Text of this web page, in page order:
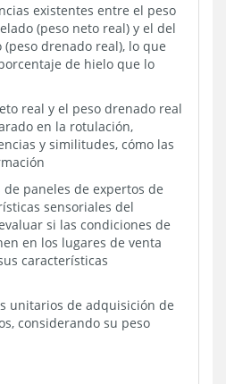
existentes entre el peso
(peso neto real) y el del
drenado real), lo que
de hielo que lo
real y el peso drenado real
en la rotulación,
y similitudes, cómo las
paneles de expertos de
sensoriales del
si las condiciones de
en los lugares de venta
características
unitarios de adquisición de
considerando su peso